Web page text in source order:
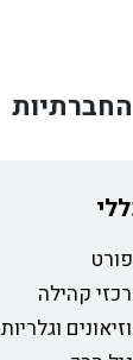
קהילה
וגלריות